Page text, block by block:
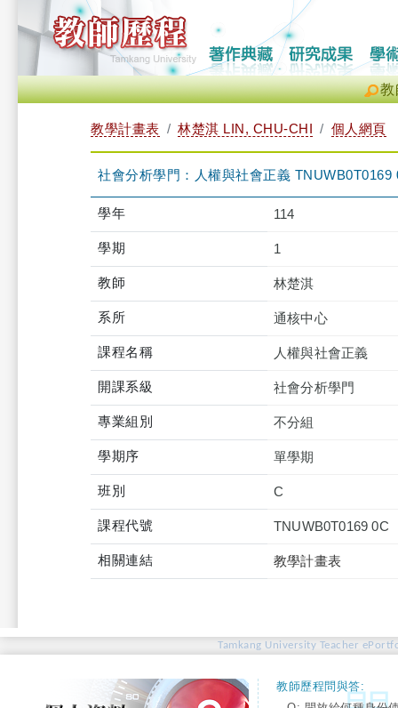
教
教學計畫表 林楚淇 LIN, CHU-CHI 個人網頁
社會分析學門：人權與社會正義 TNUWB0T0169
學年 114
學期 1
教師 林楚淇
系所 通核中心
課程名稱 人權與社會正義
開課系級 社會分析學門
專業組別 不分組
學期序 單學期
班別 C
課程代號 TNUWB0T0169 0C
相關連結 教學計畫表
Tamkang University Teacher
教師歷程問與答: